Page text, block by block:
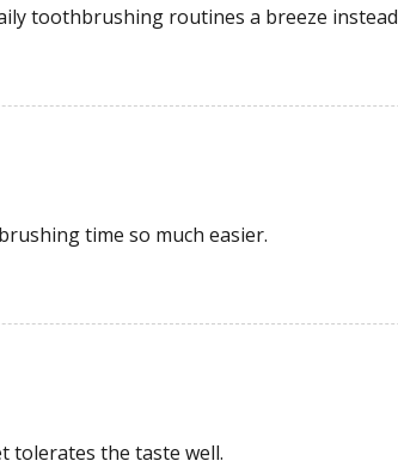
toothbrushing routines a breeze
time so much easier.
tolerates the taste well.